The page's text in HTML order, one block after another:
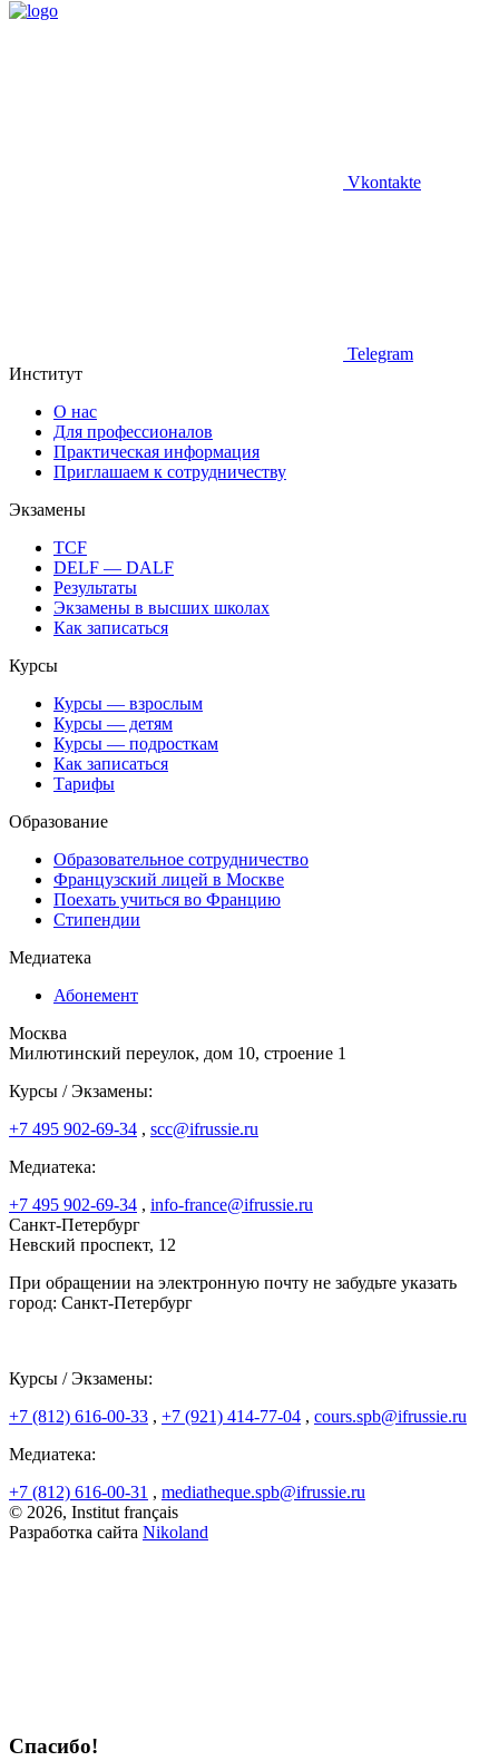
Vkontakte
Telegram
Институт
О нас
Для профессионалов
Практическая информация
Приглашаем к сотрудничеству
Экзамены
TCF
DELF — DALF
Результаты
Экзамены в высших школах
Как записаться
Курсы
Курсы — взрослым
Курсы — детям
Курсы — подросткам
Как записаться
Тарифы
Образование
Образовательное сотрудничество
Французский лицей в Москве
Поехать учиться во Францию
Стипендии
Медиатека
Абонемент
Москва
Милютинский переулок, дом 10, строение 1
Курсы / Экзамены:
+7 495 902-69-34 , scc@ifrussie.ru
Медиатека:
+7 495 902-69-34 , info-france@ifrussie.ru
Санкт-Петербург
Невский проспект, 12
При обращении на электронную почту не забудьте указать
город: Санкт-Петербург
Курсы / Экзамены:
+7 (812) 616-00-33 , +7 (921) 414-77-04 , cours.spb@ifrussie.ru
Медиатека:
+7 (812) 616-00-31 , mediatheque.spb@ifrussie.ru
© 2026, Institut français
Разработка сайта Nikoland
Спасибо!